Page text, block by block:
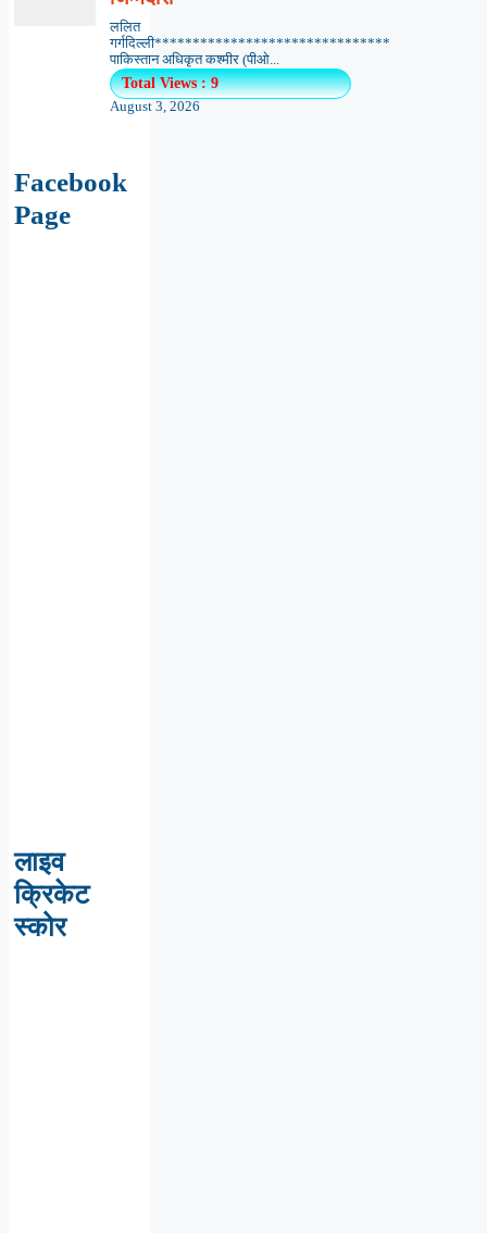
ललित
गर्गदिल्ली*******************************
पाकिस्तान अधिकृत कश्मीर (पीओ...
Total Views : 9
August 3, 2026
Facebook
Page
लाइव
क्रिकेट
स्कोर